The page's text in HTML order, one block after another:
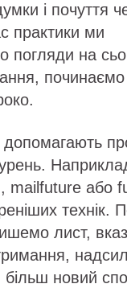
і почуття
практики ми
на
допомагають
mailfuture або
технік.
лист,
більш новий